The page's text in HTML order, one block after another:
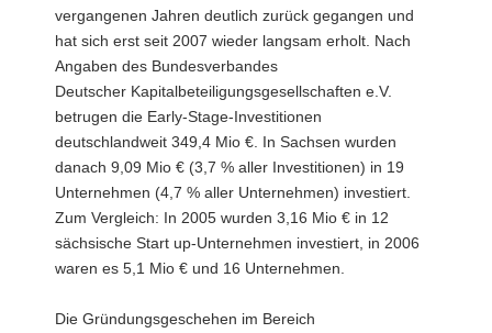
vergangenen Jahren deutlich zurück gegangen und
hat sich erst seit 2007 wieder langsam erholt. Nach
Angaben des Bundesverbandes
Deutscher Kapitalbeteiligungsgesellschaften e.V.
betrugen die Early-Stage-Investitionen
deutschlandweit 349,4 Mio €. In Sachsen wurden
danach 9,09 Mio € (3,7 % aller Investitionen) in 19
Unternehmen (4,7 % aller Unternehmen) investiert.
Zum Vergleich: In 2005 wurden 3,16 Mio € in 12
sächsische Start up-Unternehmen investiert, in 2006
waren es 5,1 Mio € und 16 Unternehmen.
Die Gründungsgeschehen im Bereich